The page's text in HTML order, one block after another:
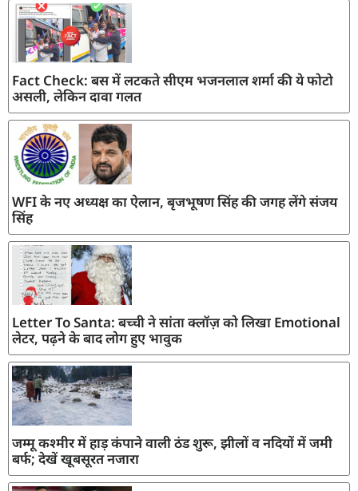
Fact Check: बस में लटकते सीएम भजनलाल शर्मा की ये फोटो
असली, लेकिन दावा गलत
WFI के नए अध्यक्ष का ऐलान, बृजभूषण सिंह की जगह लेंगे संजय
सिंह
Letter To Santa: बच्ची ने सांता क्लॉज़ को लिखा Emotional
लेटर, पढ़ने के बाद लोग हुए भावुक
जम्मू कश्मीर में हाड़ कंपाने वाली ठंड शुरू, झीलों व नदियों में जमी
बर्फ; देखें खूबसूरत नजारा